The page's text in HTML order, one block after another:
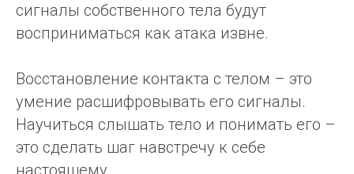
сигналы собственного тела будут
восприниматься как атака извне.
Восстановление контакта с телом – это
умение расшифровывать его сигналы.
Научиться слышать тело и понимать его –
это сделать шаг навстречу к себе
настоящему.